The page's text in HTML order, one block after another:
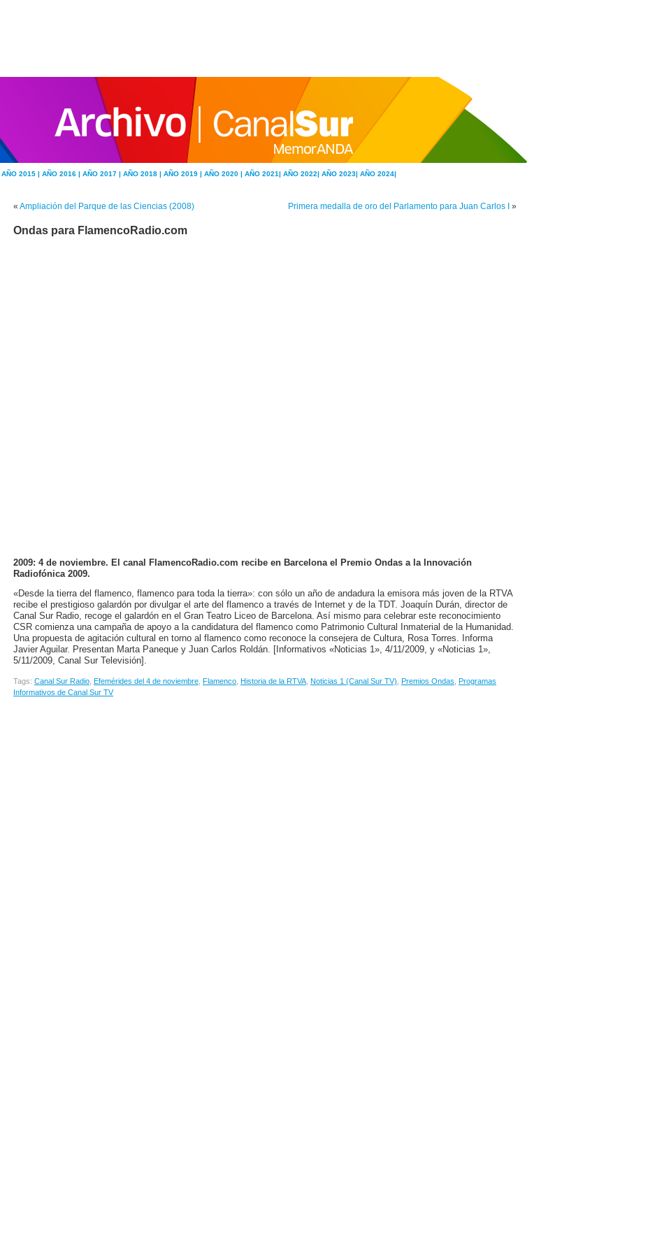
AÑO 2015 | AÑO 2016 | AÑO 2017 | AÑO 2018 | AÑO 2019 | AÑO 2020 | AÑO 2021| AÑO 2022| AÑO 2023| AÑO 2024|
« Ampliación del Parque de las Ciencias (2008) Primera medalla de oro del Parlamento para Juan Carlos I »
Ondas para FlamencoRadio.com
2009: 4 de noviembre. El canal FlamencoRadio.com recibe en Barcelona el Premio Ondas a la Innovación
Radiofónica 2009.
«Desde la tierra del flamenco, flamenco para toda la tierra»: con sólo un año de andadura la emisora más joven de la RTVA
recibe el prestigioso galardón por divulgar el arte del flamenco a través de Internet y de la TDT. Joaquín Durán, director de
Canal Sur Radio, recoge el galardón en el Gran Teatro Liceo de Barcelona. Así mismo para celebrar este reconocimiento
CSR comienza una campaña de apoyo a la candidatura del flamenco como Patrimonio Cultural Inmaterial de la Humanidad.
Una propuesta de agitación cultural en torno al flamenco como reconoce la consejera de Cultura, Rosa Torres. Informa
Javier Aguilar. Presentan Marta Paneque y Juan Carlos Roldán. [Informativos «Noticias 1», 4/11/2009, y «Noticias 1»,
5/11/2009, Canal Sur Televisión].
Tags: Canal Sur Radio Efemérides del 4 de noviembre Flamenco Historia de la RTVA Noticias 1 (Canal Sur TV) Premios Ondas Programas
Informativos de Canal Sur TV